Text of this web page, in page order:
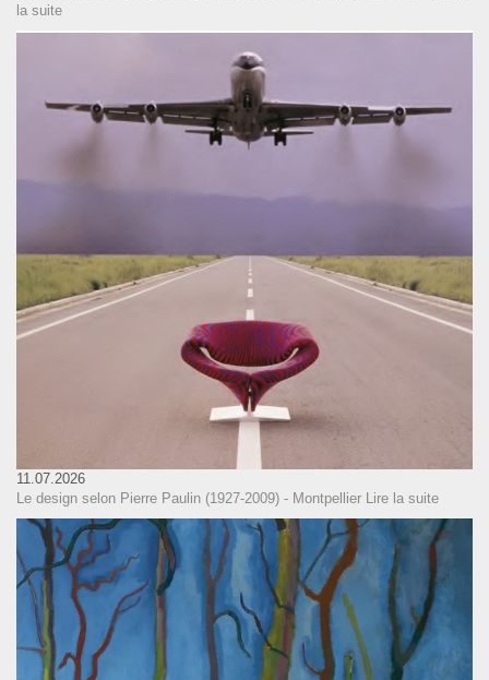
la suite
11.07.2026
Le design selon Pierre Paulin (1927-2009) - Montpellier
Lire la suite